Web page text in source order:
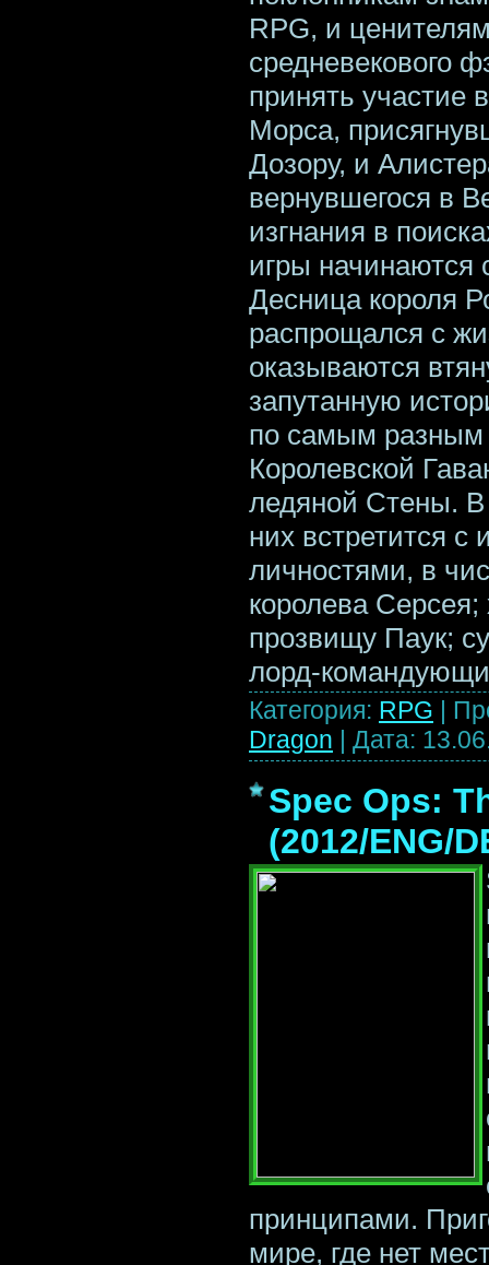
RPG, и
средневекового
принять участие
Морса,
Дозору, и
вернувшегося в
изгнания в
игры начинаются
Десница короля
распрощался с
оказываются
запутанную
по самым разным
Королевской
ледяной Стены. В
них встретится
личностями, в
королева
прозвищу Паук;
лорд-
Категория: RPG |
Dragon | Дата:
Spec Ops:
(2012/ENG/
принципами.
мире, где нет